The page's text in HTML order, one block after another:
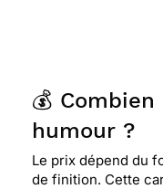
💰
humour ?
Le prix dépend du
de finition. Cette